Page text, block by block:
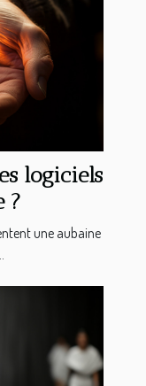
logiciels
?
une aubaine